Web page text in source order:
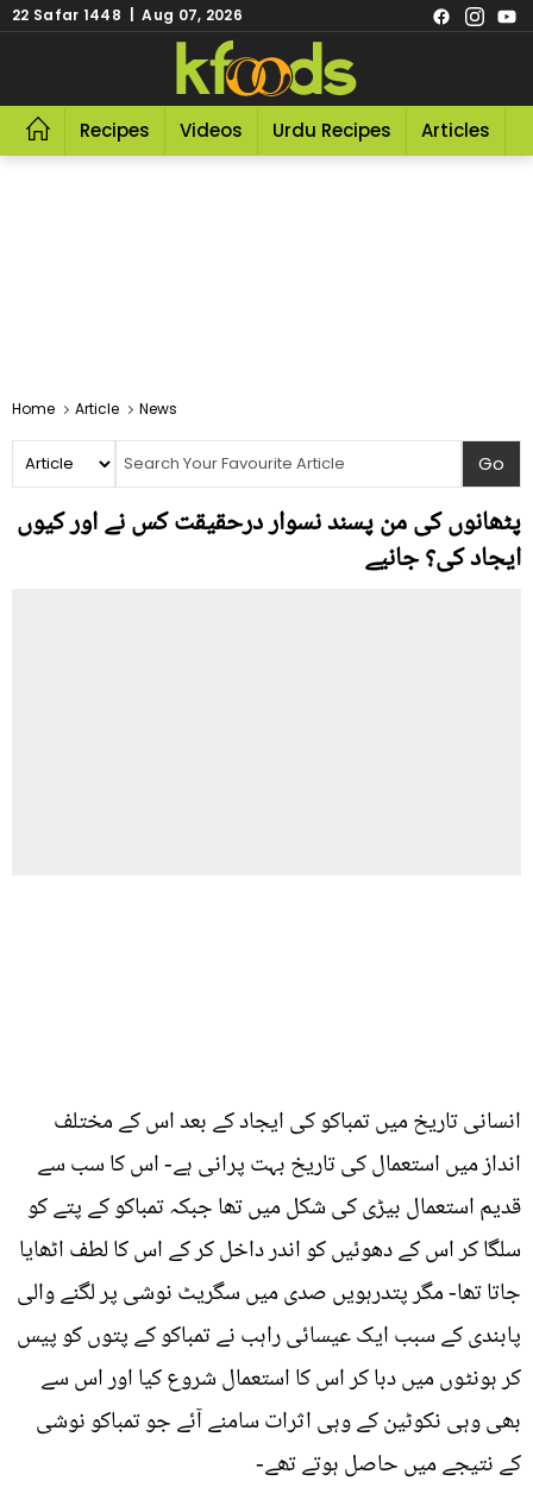
22 Safar 1448 | Aug 07, 2026
Recipes Videos Urdu Recipes Articles
Home Article News
پٹھانوں کی من پسند نسوار درحقیقت کس نے اور کیوں
ایجاد کی؟ جانیے
انسانی تاریخ میں تمباکو کی ایجاد کے بعد اس کے مختلف
انداز میں استعمال کی تاریخ بہت پرانی ہے- اس کا سب سے
قدیم استعمال بیڑی کی شکل میں تھا جبکہ تمباکو کے پتے کو
سلگا کر اس کے دھوئيں کو اندر داخل کر کے اس کا لطف اٹھایا
جاتا تھا- مگر پتدرہویں صدی میں سگریٹ نوشی پر لگنے والی
پابندی کے سبب ایک عیسائی راہب نے تمباکو کے پتوں کو پیس
کر ہونٹوں میں دبا کر اس کا استعمال شروع کیا اور اس سے
بھی وہی نکوٹین کے وہی اثرات سامنے آئے جو تمباکو نوشی
کے نتیجے میں حاصل ہوتے تھے-